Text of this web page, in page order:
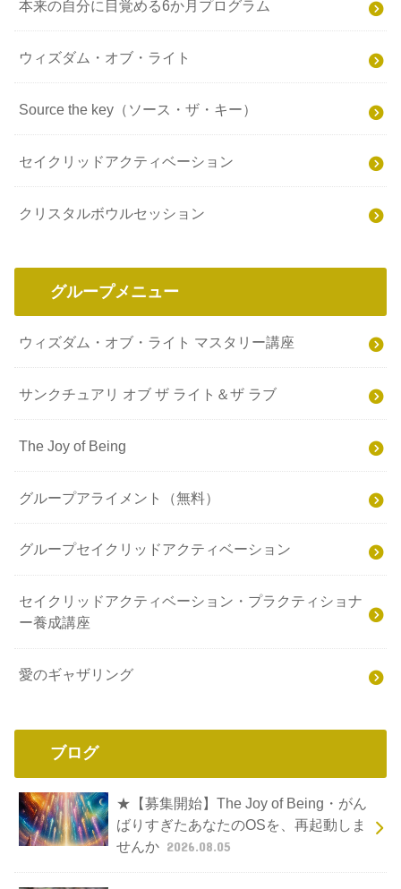
本来の自分に目覚める6か月プログラム
ウィズダム・オブ・ライト
Source the key（ソース・ザ・キー）
セイクリッドアクティベーション
クリスタルボウルセッション
グループメニュー
ウィズダム・オブ・ライト マスタリー講座
サンクチュアリ オブ ザ ライト＆ザ ラブ
The Joy of Being
グループアライメント（無料）
グループセイクリッドアクティベーション
セイクリッドアクティベーション・プラクティショナ
ー養成講座
愛のギャザリング
ブログ
★【募集開始】The Joy of Being・がん
ばりすぎたあなたのOSを、再起動しま
せんか 2026.08.05